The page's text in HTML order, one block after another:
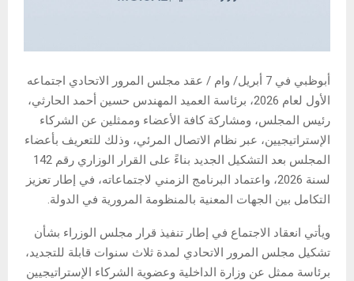
أبوظبي في 7 أبريل/ وام / عقد مجلس المرور الاتحادي اجتماعه
الأول لعام 2026، برئاسة العميد المهندس حسين أحمد الحارثي،
رئيس المجلس، ومشاركة كافة الأعضاء وممثلين عن الشركاء
الإستراتيجيين، عبر نظام الاتصال المرئي، وذلك للتعريف بأعضاء
المجلس بعد التشكيل الجديد بناءً على القرار الوزاري رقم 142
لسنة 2026، واعتماد البرنامج الزمني لاجتماعاته، في إطار تعزيز
التكامل بين الجهات المعنية بالمنظومة المرورية في الدولة.
ويأتي انعقاد الاجتماع في إطار تنفيذ قرار مجلس الوزراء بشأن
تشكيل مجلس المرور الاتحادي لمدة ثلاث سنوات قابلة للتجديد،
برئاسة ممثل عن وزارة الداخلية وعضوية الشركاء الإستراتيجيين